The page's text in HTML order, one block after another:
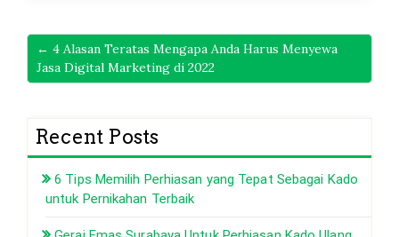
← 4 Alasan Teratas Mengapa Anda Harus Menyewa
Jasa Digital Marketing di 2022
Recent Posts
6 Tips Memilih Perhiasan yang Tepat Sebagai Kado
untuk Pernikahan Terbaik